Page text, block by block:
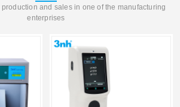
and sales in one of the manufacturing
enterprises